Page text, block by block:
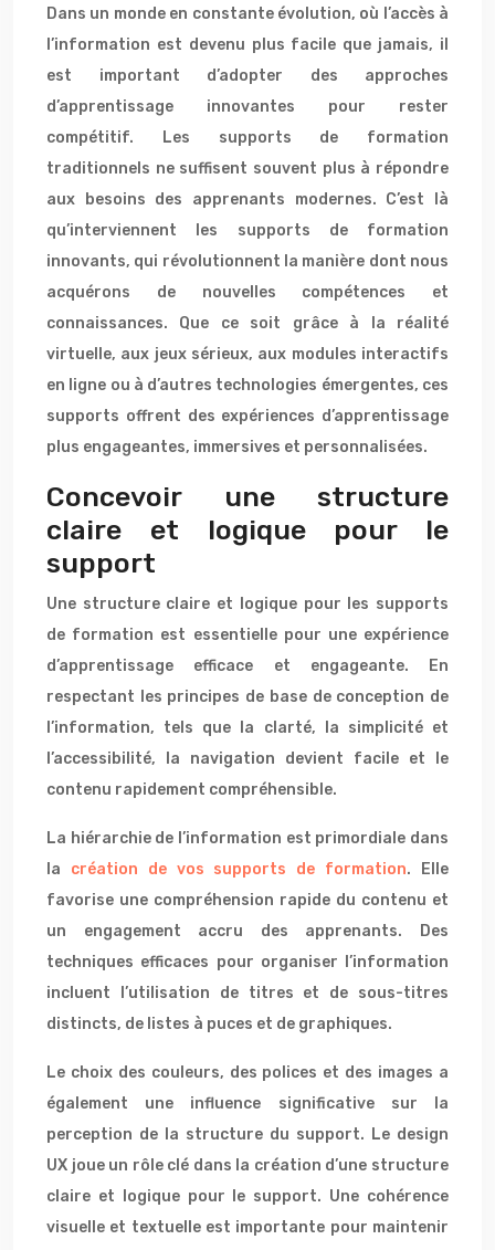
Dans un monde en constante évolution, où l’accès à
l’information est devenu plus facile que jamais, il
est important d’adopter des approches
d’apprentissage innovantes pour rester
compétitif. Les supports de formation
traditionnels ne suffisent souvent plus à répondre
aux besoins des apprenants modernes. C’est là
qu’interviennent les supports de formation
innovants, qui révolutionnent la manière dont nous
acquérons de nouvelles compétences et
connaissances. Que ce soit grâce à la réalité
virtuelle, aux jeux sérieux, aux modules interactifs
en ligne ou à d’autres technologies émergentes, ces
supports offrent des expériences d’apprentissage
plus engageantes, immersives et personnalisées.
Concevoir une structure
claire et logique pour le
support
Une structure claire et logique pour les supports
de formation est essentielle pour une expérience
d’apprentissage efficace et engageante. En
respectant les principes de base de conception de
l’information, tels que la clarté, la simplicité et
l’accessibilité, la navigation devient facile et le
contenu rapidement compréhensible.
La hiérarchie de l’information est primordiale dans
la création de vos supports de formation. Elle
favorise une compréhension rapide du contenu et
un engagement accru des apprenants. Des
techniques efficaces pour organiser l’information
incluent l’utilisation de titres et de sous-titres
distincts, de listes à puces et de graphiques.
Le choix des couleurs, des polices et des images a
également une influence significative sur la
perception de la structure du support. Le design
UX joue un rôle clé dans la création d’une structure
claire et logique pour le support. Une cohérence
visuelle et textuelle est importante pour maintenir